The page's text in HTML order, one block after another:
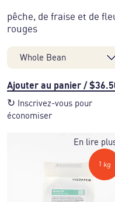
pêche, de fraise et de
rouges
Ajouter au panier /
↻
Inscrivez-vous pour
économiser
1 kg
En lire